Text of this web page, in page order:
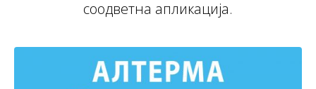
соодветна апликација.